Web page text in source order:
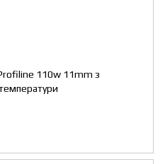
110w 11mm з